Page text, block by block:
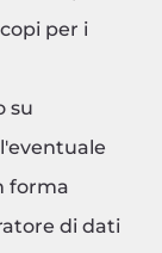
per i
su
forma
di dati